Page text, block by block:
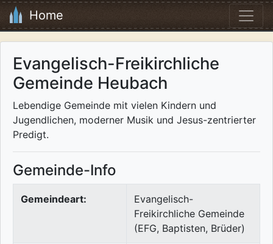
Home
Evangelisch-Freikirchliche
Gemeinde Heubach
Lebendige Gemeinde mit vielen Kindern und
Jugendlichen, moderner Musik und Jesus-zentrierter
Predigt.
Gemeinde-Info
Gemeindeart:
Evangelisch-
Freikirchliche Gemeinde
(EFG, Baptisten, Brüder)